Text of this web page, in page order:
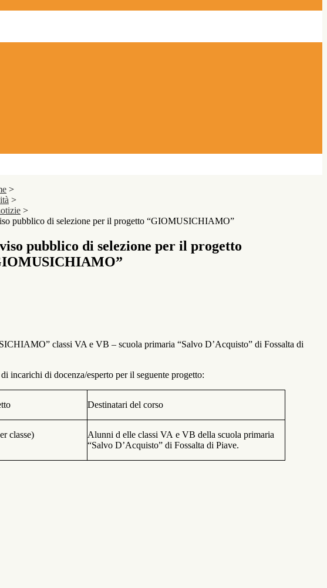
>
>
>
pubblico di selezione per il progetto “GIOMUSICHIAMO”
pubblico di selezione per il progetto
classi VA e VB – scuola primaria “Salvo D’Acquisto” di Fossalta di
incarichi di docenza/esperto per il seguente progetto:
Destinatari del corso
classe) Alunni d elle classi VA e VB della scuola primaria
“Salvo D’Acquisto” di Fossalta di Piave.